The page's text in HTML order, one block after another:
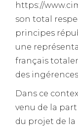
https://
son total
principes
une
français
des
Dans ce
venu de la
du projet de la